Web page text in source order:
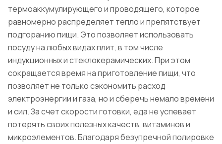
термоаккумулирующего и проводящего, которое
равномерно распределяет тепло и препятствует
подгоранию пищи. Это позволяет использовать
посуду на любых видах плит, в том числе
индукционных и стеклокерамических. При этом
сокращается время на приготовление пищи, что
позволяет не только сэкономить расход
электроэнергии и газа, но и сберечь немало времени
и сил. За счет скорости готовки, еда не успевает
потерять своих полезных качеств, витаминов и
микроэлементов. Благодаря безупречной полировке